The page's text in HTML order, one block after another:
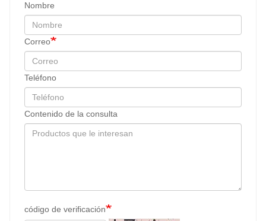
Nombre
Correo
Teléfono
Contenido de la consulta
código de verificación